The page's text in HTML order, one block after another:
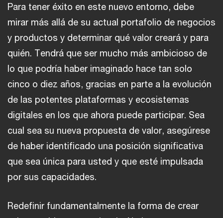
Para tener éxito en este nuevo entorno, debe
mirar más allá de su actual portafolio de negocios
y productos y determinar qué valor creará y para
quién. Tendrá que ser mucho más ambicioso de
lo que podría haber imaginado hace tan solo
cinco o diez años, gracias en parte a la evolución
de las potentes plataformas y ecosistemas
digitales en los que ahora puede participar. Sea
cual sea su nueva propuesta de valor, asegúrese
de haber identificado una posición significativa
que sea única para usted y que esté impulsada
por sus capacidades.
Redefinir fundamentalmente la forma de crear